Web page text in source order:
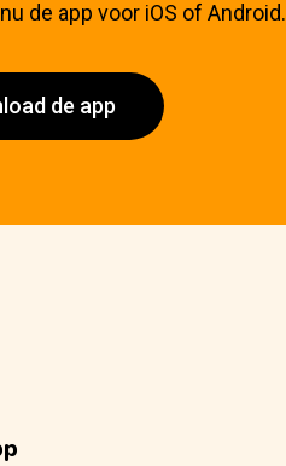
de app voor iOS of Android.
de app